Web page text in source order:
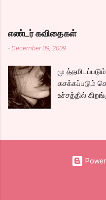
பதிவர்
இவர்கள்
நிறைய தமிழ்
கலந்து
எண்டர் கவிதைகள்
-December 09, 2009
மு
கசக்கப்படும்
உச்சத்தில்
நீண்ட பயணமாய்
கேபிள் சங்கர்(